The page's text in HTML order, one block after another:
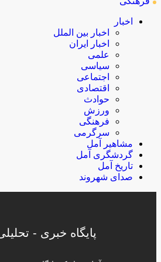
اخبار
اخبار بین الملل
اخبار ایران
علمی
سیاسی
اجتماعی
اقتصادی
حوادث
ورزش
فرهنگی
سرگرمی
مشاهیر آمل
گردشگری آمل
تاریخ آمل
صدای شهروند
پایگاه خبری -